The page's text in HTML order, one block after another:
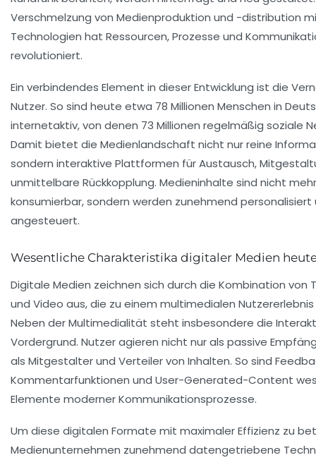
Verschmelzung von Medienproduktion und -distribution
Technologien hat Ressourcen, Prozesse und
revolutioniert.
Ein verbindendes Element in dieser Entwicklung ist die
Nutzer. So sind heute etwa 78 Millionen Menschen in
internetaktiv, von denen 73 Millionen regelmäßig soziale
Damit bietet die Medienlandschaft nicht nur reine
sondern interaktive Plattformen für Austausch,
unmittelbare Rückkopplung. Medieninhalte sind nicht
konsumierbar, sondern werden zunehmend personalisiert
angesteuert.
Wesentliche Charakteristika digitaler Medien
Digitale Medien zeichnen sich durch die Kombination von
und Video aus, die zu einem multimedialen
Neben der Multimedialität steht insbesondere die
Vordergrund. Nutzer agieren nicht nur als passive
als Mitgestalter und Verteiler von Inhalten. So sind
Kommentarfunktionen und User-Generated-Content
Elemente moderner Kommunikationsprozesse.
Um diese digitalen Formate mit maximaler Effizienz zu
Medienunternehmen zunehmend datengetriebene